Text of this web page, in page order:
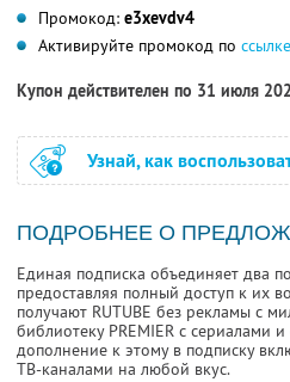
Промокод: e3xevdv4
Активируйте промокод по ссылке
Купон действителен по 31 июля
Узнай, как
ПОДРОБНЕЕ О
Единая подписка объединяет два
предоставляя полный доступ к их
получают RUTUBE без рекламы с
библиотеку PREMIER с сериалами
дополнение к этому в подписку
ТВ-каналами на любой вкус.